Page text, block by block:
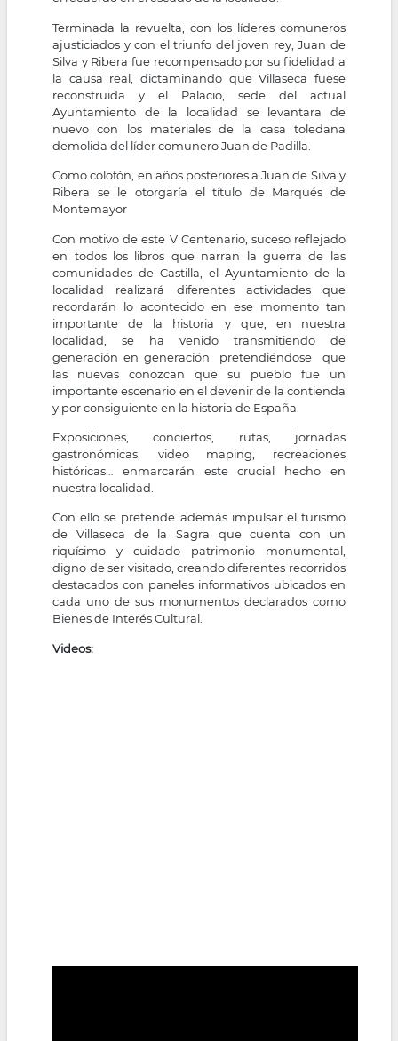
Terminada la revuelta, con los líderes comuneros
ajusticiados y con el triunfo del joven rey, Juan de
Silva y Ribera fue recompensado por su fidelidad a
la causa real, dictaminando que Villaseca fuese
reconstruida y el Palacio, sede del actual
Ayuntamiento de la localidad se levantara de
nuevo con los materiales de la casa toledana
demolida del líder comunero Juan de Padilla.
Como colofón, en años posteriores a Juan de Silva y
Ribera se le otorgaría el título de Marqués de
Montemayor
Con motivo de este V Centenario, suceso reflejado
en todos los libros que narran la guerra de las
comunidades de Castilla, el Ayuntamiento de la
localidad realizará diferentes actividades que
recordarán lo acontecido en ese momento tan
importante de la historia y que, en nuestra
localidad, se ha venido transmitiendo de
generación en generación pretendiéndose que
las nuevas conozcan que su pueblo fue un
importante escenario en el devenir de la contienda
y por consiguiente en la historia de España.
Exposiciones, conciertos, rutas, jornadas
gastronómicas, video maping, recreaciones
históricas… enmarcarán este crucial hecho en
nuestra localidad.
Con ello se pretende además impulsar el turismo
de Villaseca de la Sagra que cuenta con un
riquísimo y cuidado patrimonio monumental,
digno de ser visitado, creando diferentes recorridos
destacados con paneles informativos ubicados en
cada uno de sus monumentos declarados como
Bienes de Interés Cultural.
Videos: